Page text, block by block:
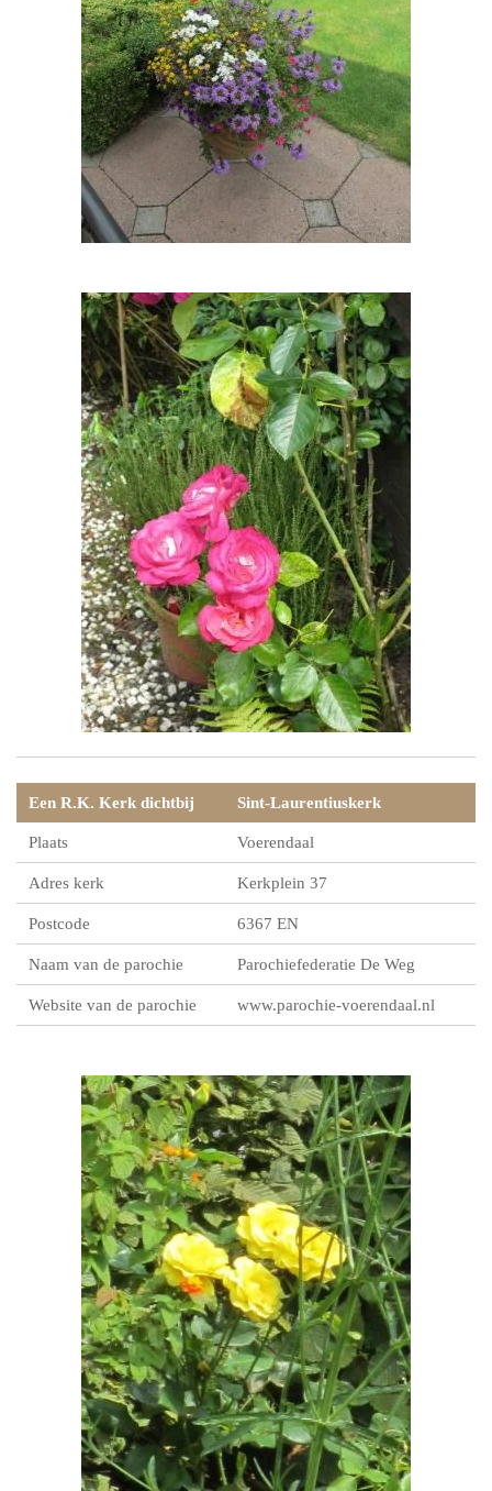
Een R.K. Kerk dichtbij Sint-Laurentiuskerk
Plaats Voerendaal
Adres kerk Kerkplein 37
Postcode 6367 EN
Naam van de parochie Parochiefederatie De Weg
Website van de parochie www.parochie-voerendaal.nl